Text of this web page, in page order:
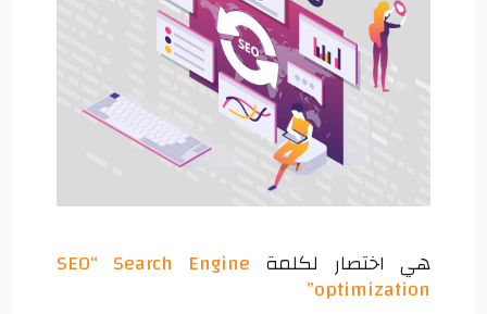
هي اختصار لكلمة SEO“ Search Engine
optimization”